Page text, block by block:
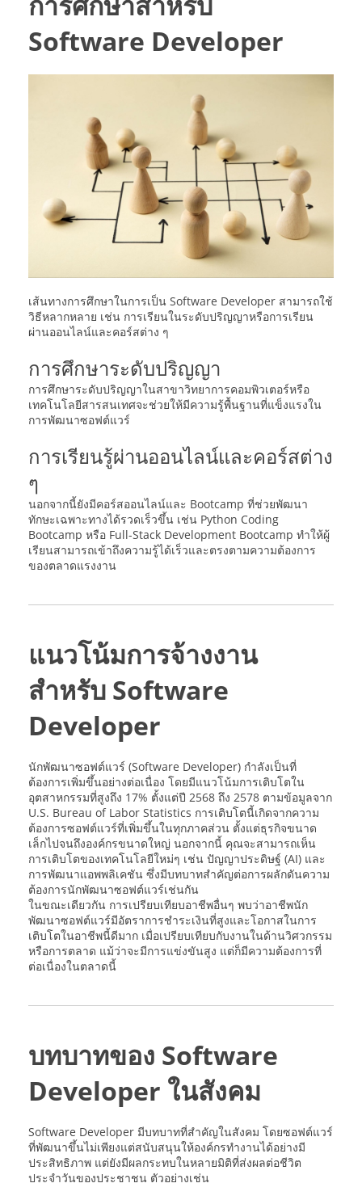
Software Developer
เส้นทางการศึกษาในการเป็น Software Developer สามารถใช้
วิธีหลากหลาย เช่น การเรียนในระดับปริญญาหรือการเรียน
ผ่านออนไลน์และคอร์สต่าง ๆ
การศึกษาระดับปริญญา
การศึกษาระดับปริญญาในสาขาวิทยาการคอมพิวเตอร์หรือ
เทคโนโลยีสารสนเทศจะช่วยให้มีความรู้พื้นฐานที่แข็งแรงใน
การพัฒนาซอฟต์แวร์
การเรียนรู้ผ่านออนไลน์และคอร์สต่าง
ๆ
นอกจากนี้ยังมีคอร์สออนไลน์และ Bootcamp ที่ช่วยพัฒนา
ทักษะเฉพาะทางได้รวดเร็วขึ้น เช่น Python Coding
Bootcamp หรือ Full-Stack Development Bootcamp ทำให้ผู้
เรียนสามารถเข้าถึงความรู้ได้เร็วและตรงตามความต้องการ
ของตลาดแรงงาน
แนวโน้มการจ้างงาน
สำหรับ Software
Developer
นักพัฒนาซอฟต์แวร์ (Software Developer) กำลังเป็นที่
ต้องการเพิ่มขึ้นอย่างต่อเนื่อง โดยมีแนวโน้มการเติบโตใน
อุตสาหกรรมที่สูงถึง 17% ตั้งแต่ปี 2568 ถึง 2578 ตามข้อมูลจาก
U.S. Bureau of Labor Statistics การเติบโตนี้เกิดจากความ
ต้องการซอฟต์แวร์ที่เพิ่มขึ้นในทุกภาคส่วน ตั้งแต่ธุรกิจขนาด
เล็กไปจนถึงองค์กรขนาดใหญ่ นอกจากนี้ คุณจะสามารถเห็น
การเติบโตของเทคโนโลยีใหม่ๆ เช่น ปัญญาประดิษฐ์ (AI) และ
การพัฒนาแอพพลิเคชัน ซึ่งมีบทบาทสำคัญต่อการผลักดันความ
ต้องการนักพัฒนาซอฟต์แวร์เช่นกัน
ในขณะเดียวกัน การเปรียบเทียบอาชีพอื่นๆ พบว่าอาชีพนัก
พัฒนาซอฟต์แวร์มีอัตราการชำระเงินที่สูงและโอกาสในการ
เติบโตในอาชีพนี้ดีมาก เมื่อเปรียบเทียบกับงานในด้านวิศวกรรม
หรือการตลาด แม้ว่าจะมีการแข่งขันสูง แต่ก็มีความต้องการที่
ต่อเนื่องในตลาดนี้
บทบาทของ Software
Developer ในสังคม
Software Developer มีบทบาทที่สำคัญในสังคม โดยซอฟต์แวร์
ที่พัฒนาขึ้นไม่เพียงแต่สนับสนุนให้องค์กรทำงานได้อย่างมี
ประสิทธิภาพ แต่ยังมีผลกระทบในหลายมิติที่ส่งผลต่อชีวิต
ประจำวันของประชาชน ตัวอย่างเช่น